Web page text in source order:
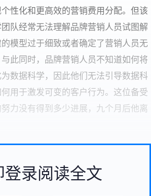
性化和更高效的营销费用分配。但该
队经常无法理解品牌营销人员试图解
模型过于细致或者确定了营销人员无
此同时，品牌营销人员不知道如何将
数据科学，因此他们无法引导数据科
用于激发可变的客户行为。这位备受
力没有得到多少进展，九个月后他离
登录阅读全文